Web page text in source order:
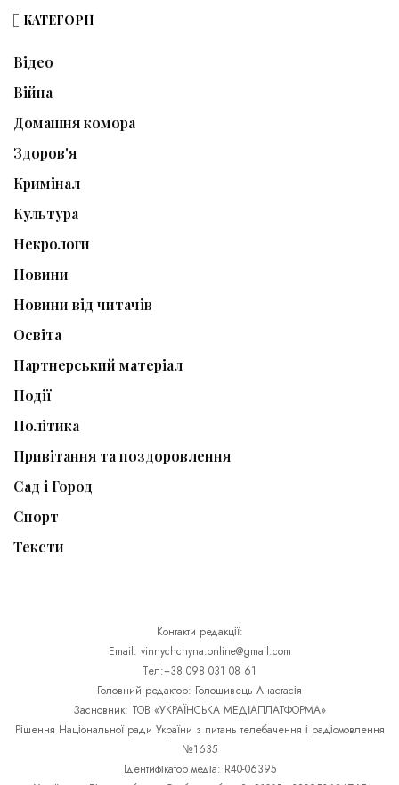
КАТЕГОРІЇ
Відео
Війна
Домашня комора
Здоров'я
Кримінал
Культура
Некрологи
Новини
Новини від читачів
Освіта
Партнерський матеріал
Події
Політика
Привітання та поздоровлення
Сад і Город
Спорт
Тексти
Контакти редакції:
Email: vinnychchyna.online@gmail.com
Тел:+38 098 031 08 61
Головний редактор: Голошивець Анастасія
Засновник: ТОВ «УКРАЇНСЬКА МЕДІАПЛАТФОРМА»
Рішення Національної ради України з питань телебачення і радіомовлення
№1635
Ідентифікатор медіа: R40-06395